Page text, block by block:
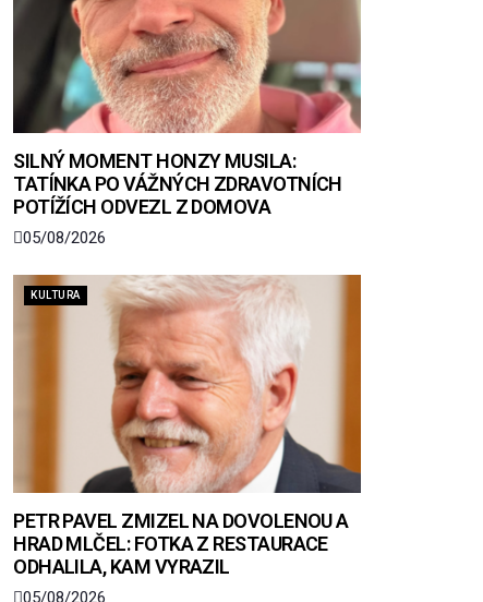
SILNÝ MOMENT HONZY MUSILA:
TATÍNKA PO VÁŽNÝCH ZDRAVOTNÍCH
POTÍŽÍCH ODVEZL Z DOMOVA
05/08/2026
KULTURA
PETR PAVEL ZMIZEL NA DOVOLENOU A
HRAD MLČEL: FOTKA Z RESTAURACE
ODHALILA, KAM VYRAZIL
05/08/2026